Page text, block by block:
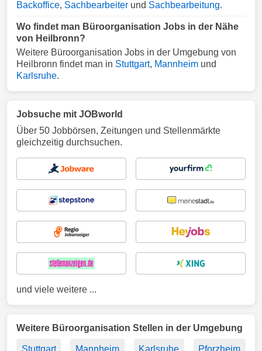
Backoffice, Sachbearbeiter und Sachbearbeitung.
Wo findet man Büroorganisation Jobs in der Nähe
von Heilbronn?
Weitere Büroorganisation Jobs in der Umgebung von
Heilbronn findet man in Stuttgart, Mannheim und
Karlsruhe.
Jobsuche mit JOBworld
Über 50 Jobbörsen, Zeitungen und Stellenmärkte
gleichzeitig durchsuchen.
und viele weitere ...
Weitere Büroorganisation Stellen in der Umgebung
Stuttgart Mannheim Karlsruhe Pforzheim